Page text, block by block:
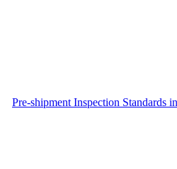
Pre-shipment Inspection Standards